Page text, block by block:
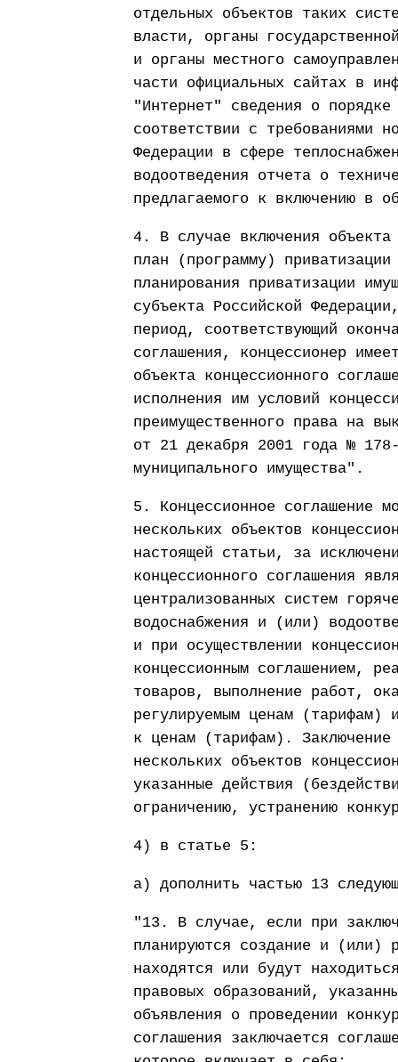
отдельных объектов таких
власти, органы
и органы местного
части официальных сайтах в
"Интернет" сведения о
соответствии с требованиями
Федерации в сфере
водоотведения отчета о
предлагаемого к включению в
4. В случае включения объекта
план (программу)
планирования приватизации
субъекта Российской
период, соответствующий
соглашения, концессионер
объекта концессионного
исполнения им условий
преимущественного права на
от 21 декабря 2001 года №
муниципального имущества".
5. Концессионное соглашение
нескольких объектов
настоящей статьи, за
концессионного соглашения
централизованных систем
водоснабжения и (или)
и при осуществлении
концессионным соглашением,
товаров, выполнение работ,
регулируемым ценам (тарифам)
к ценам (тарифам). Заключение
нескольких объектов
указанные действия
ограничению, устранению
4) в статье 5:
а) дополнить частью 13
"13. В случае, если при
планируются создание и (или)
находятся или будут
правовых образований,
объявления о проведении
соглашения заключается